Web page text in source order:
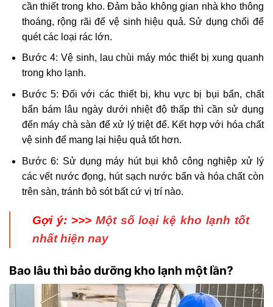
cần thiết trong kho. Đảm bảo không gian nhà kho thông
thoáng, rộng rãi để vệ sinh hiệu quả. Sử dụng chổi để
quét các loại rác lớn.
Bước 4: Vệ sinh, lau chùi máy móc thiết bị xung quanh
trong kho lạnh.
Bước 5: Đối với các thiết bị, khu vực bị bụi bẩn, chất
bẩn bám lâu ngày dưới nhiệt độ thấp thì cần sử dụng
đến máy chà sàn để xử lý triệt để. Kết hợp với hóa chất
vệ sinh để mang lại hiệu quả tốt hơn.
Bước 6: Sử dụng máy hút bụi khô công nghiệp xử lý
các vết nước đọng, hút sạch nước bẩn và hóa chất còn
trên sàn, tránh bỏ sót bất cứ vị trí nào.
Gợi ý: >>> Một số loại kệ kho lạnh tốt
nhất hiện nay
Bao lâu thì bảo dưỡng kho lạnh một lần?